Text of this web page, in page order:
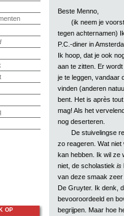
Beste Menno,
(ik neem je
tegen achternamen)
P.C.-diner in
Ik hoop, dat je ook
aan te zitten. Er
je te leggen, vandaar
vinden (anderen
bent. Het is après
mag! Als het
nog deserteren.
De stuivelingse
zo reageren. Wat niet
kan hebben. Ik wil ze
niet, de scholastiek is
van deze smaak zeer
De Gruyter. Ik denk,
bevooroordeeld en
begrijpen. Maar hoe
OP